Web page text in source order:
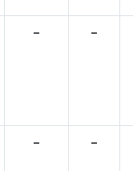
–
–
–
–